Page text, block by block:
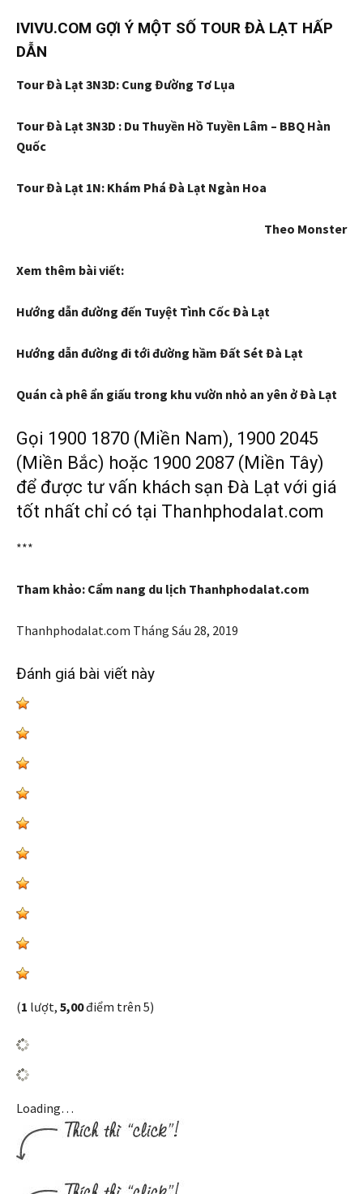
IVIVU.COM GỢI Ý MỘT SỐ TOUR ĐÀ LẠT HẤP
DẪN
Tour Đà Lạt 3N3D: Cung Đường Tơ Lụa
Tour Đà Lạt 3N3D : Du Thuyền Hồ Tuyền Lâm – BBQ Hàn
Quốc
Tour Đà Lạt 1N: Khám Phá Đà Lạt Ngàn Hoa
Theo Monster
Xem thêm bài viết:
Hướng dẫn đường đến Tuyệt Tình Cốc Đà Lạt
Hướng dẫn đường đi tới đường hầm Đất Sét Đà Lạt
Quán cà phê ẩn giấu trong khu vườn nhỏ an yên ở Đà Lạt
Gọi 1900 1870 (Miền Nam), 1900 2045
(Miền Bắc) hoặc 1900 2087 (Miền Tây)
để được tư vấn khách sạn Đà Lạt với giá
tốt nhất chỉ có tại Thanhphodalat.com
***
Tham khảo: Cẩm nang du lịch Thanhphodalat.com
Thanhphodalat.com Tháng Sáu 28, 2019
Đánh giá bài viết này
(1 lượt, 5,00điểm trên 5)
Loading…